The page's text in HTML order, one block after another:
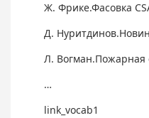
Ж. Фрике.Фасовка
Д. Нуритдинов.
Л. Вогман.Пожарная
…
link_vocab1